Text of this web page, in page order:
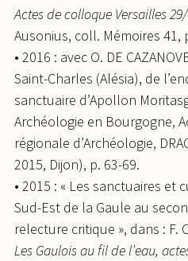
Actes de colloque Versailles
Ausonius, coll. Mémoires 41,
• 2016 : avec O. DE
Saint-Charles (Alésia), de
sanctuaire d’Apollon
Archéologie en Bourgogne,
régionale d’Archéologie,
2015, Dijon), p. 63-69.
• 2015 : « Les sanctuaires et
Sud-Est de la Gaule au
relecture critique », dans : F.
Les Gaulois au fil de l’eau,